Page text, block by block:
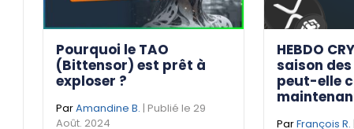
Pourquoi le TAO
(Bittensor) est prêt à
exploser ?
ParAmandine B. | Publié le 29
Août. 2024
HEBDO
saison
peut-elle
ParFrançois R.